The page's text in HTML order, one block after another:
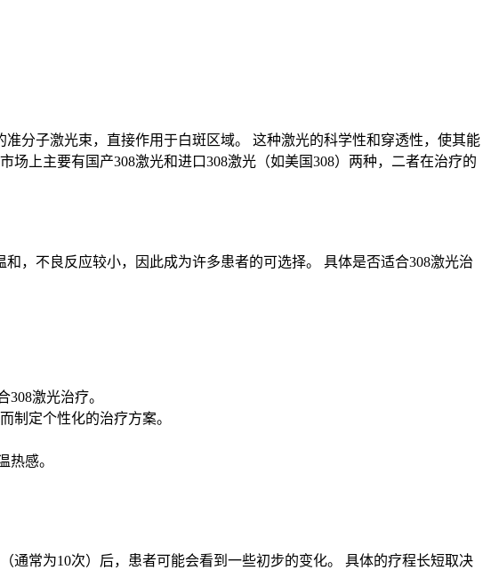
分子激光束，直接作用于白斑区域。 这种激光的科学性和穿透性，使其能
上主要有国产308激光和进口308激光（如美国308）两种，二者在治疗的
，不良反应较小，因此成为许多患者的可选择。 具体是否适合308激光治
激光治疗。
制定个性化的治疗方案。
热感。
通常为10次）后，患者可能会看到一些初步的变化。 具体的疗程长短取决